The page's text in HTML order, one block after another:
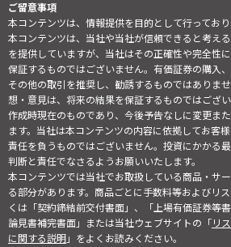
ご留意事項
本コンテンツは、情報提供を目的として行っており
本コンテンツは、当社や当社が信頼できると考え
を提供していますが、当社はその正確性や完全性
保証するものではございません。有価証券の購入
その他の取引を推奨し、勧誘するものではありま
想・意見は、将来の結果を保証するものではござ
作成時現在のものであり、今後予告なしに変更ま
ます。当社は本コンテンツの内容に依拠してお客
責任を負うものではございません。投資にかかる
判断と責任でなさるようお願いいたします。
本コンテンツでは当社でお取扱している商品・サ
る部分があります。商品ごとに手数料等およびリ
くは「契約締結前交付書面」、「上場有価証券等
論見書補完書面」または当社ウェブサイトの「リ
に関する説明」をよくお読みください。